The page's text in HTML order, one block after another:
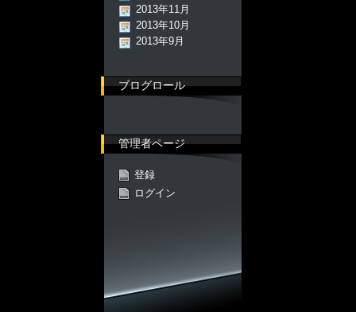
2013年11月
2013年10月
2013年9月
ブログロール
管理者ページ
登録
ログイン